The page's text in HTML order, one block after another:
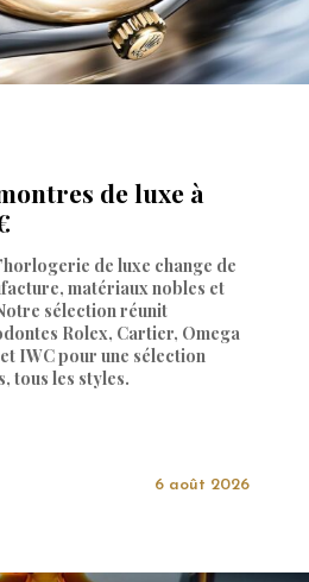
de luxe à
de luxe change de
matériaux nobles et
sélection réunit
Rolex, Cartier, Omega
IWC pour une sélection
tous les styles.
6 août 2026